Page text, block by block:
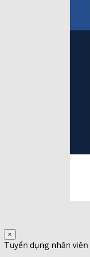
×
Tuyển dụng nhân viên